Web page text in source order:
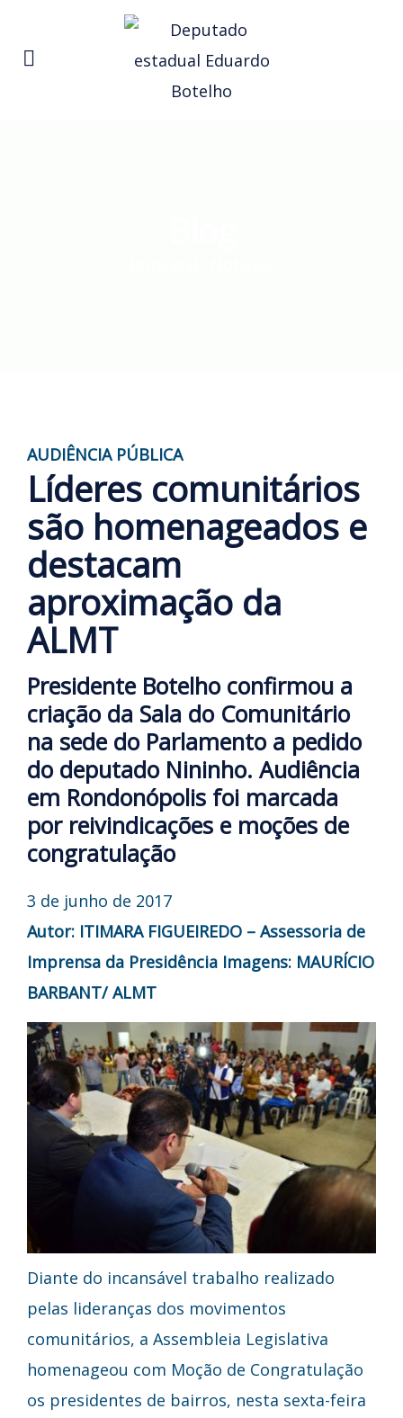
AUDIÊNCIA PÚBLICA
Líderes comunitários
são homenageados e
destacam
aproximação da
ALMT
Presidente Botelho confirmou a
criação da Sala do Comunitário
na sede do Parlamento a pedido
do deputado Nininho. Audiência
em Rondonópolis foi marcada
por reivindicações e moções de
congratulação
3 de junho de 2017
Autor: ITIMARA FIGUEIREDO – Assessoria de
Imprensa da Presidência Imagens: MAURÍCIO
BARBANT/ ALMT
Diante do incansável trabalho realizado
pelas lideranças dos movimentos
comunitários, a Assembleia Legislativa
homenageou com Moção de Congratulação
os presidentes de bairros, nesta sexta-feira